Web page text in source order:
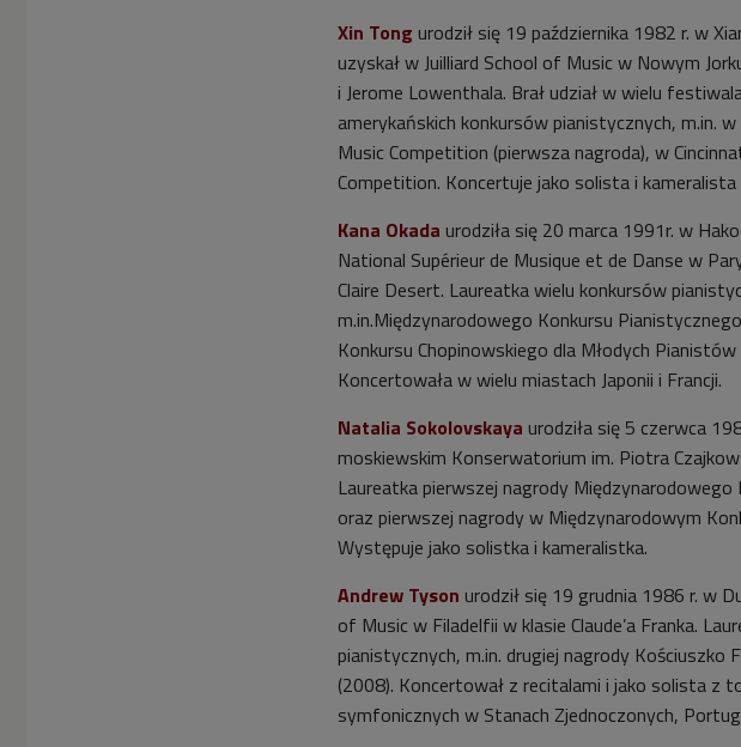
Xin Tong urodził się 19 października 1982 r. w
uzyskał w Juilliard School of Music w Nowym
i Jerome Lowenthala. Brał udział w wielu
amerykańskich konkursów pianistycznych, m.in.
Music Competition (pierwsza nagroda), w
Competition. Koncertuje jako solista i
Kana Okada urodziła się 20 marca 1991r. w
National Supérieur de Musique et de Danse w
Claire Desert. Laureatka wielu konkursów
m.in.Międzynarodowego Konkursu
Konkursu Chopinowskiego dla Młodych
Koncertowała w wielu miastach Japonii i Francji.
Natalia Sokolovskaya urodziła się 5 czerwca
moskiewskim Konserwatorium im. Piotra
Laureatka pierwszej nagrody Międzynarodowego
oraz pierwszej nagrody w Międzynarodowym
Występuje jako solistka i kameralistka.
Andrew Tyson urodził się 19 grudnia 1986 r. w
of Music w Filadelfii w klasie Claude’a Franka.
pianistycznych, m.in. drugiej nagrody Kościuszko
(2008). Koncertował z recitalami i jako solista z
symfonicznych w Stanach Zjednoczonych,